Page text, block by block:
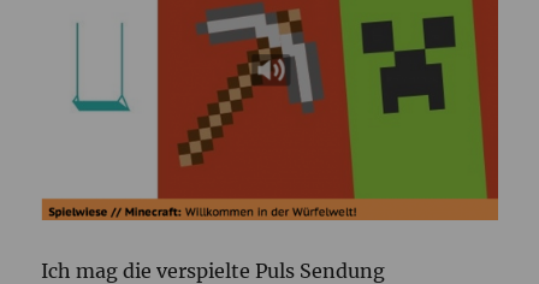
Ich mag die verspielte Puls Sendung